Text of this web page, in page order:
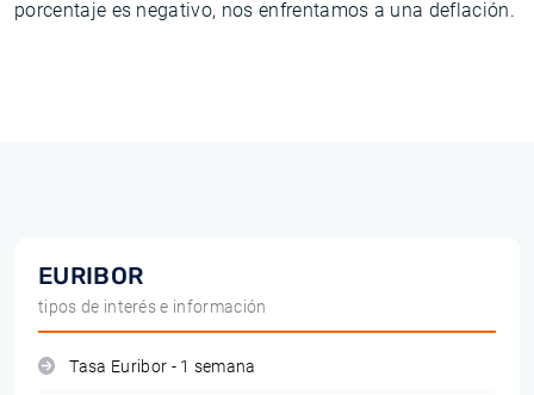
porcentaje es negativo, nos enfrentamos a una deflación.
EURIBOR
tipos de interés e información
Tasa Euribor - 1 semana